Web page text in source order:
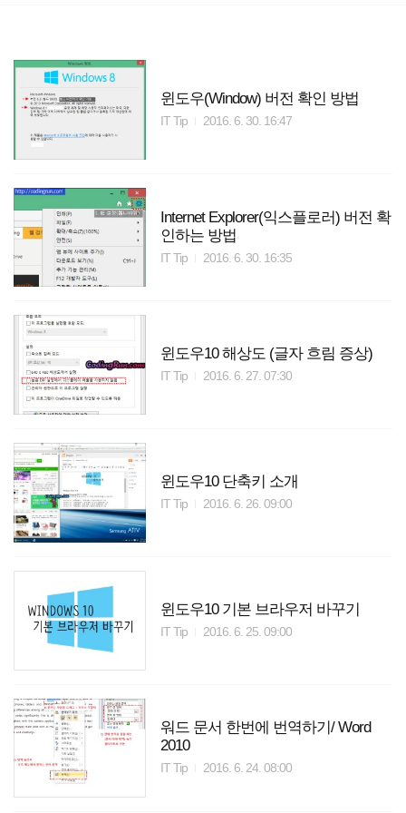
로
가
윈도우(Window) 버전 확인 방법
IT Tip 2016. 6. 30. 16:47
Internet Explorer(익스플로러) 버전 확
인하는 방법
IT Tip 2016. 6. 30. 16:35
윈도우10 해상도 (글자 흐림 증상)
IT Tip 2016. 6. 27. 07:30
윈도우10 단축키 소개
IT Tip 2016. 6. 26. 09:00
윈도우10 기본 브라우저 바꾸기
IT Tip 2016. 6. 25. 09:00
워드 문서 한번에 번역하기/ Word
2010
IT Tip 2016. 6. 24. 08:00
방명록